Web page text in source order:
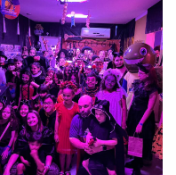
abaixo e